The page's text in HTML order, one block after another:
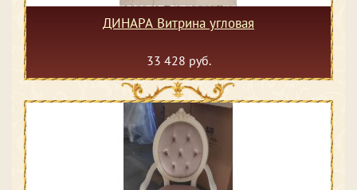
ДИНАРА Витрина угловая
33 428 руб.